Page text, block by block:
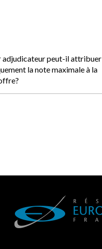
adjudicateur peut-il attribuer
la note maximale à la